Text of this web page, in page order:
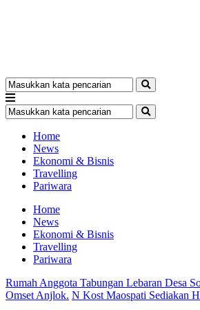
Home
News
Ekonomi & Bisnis
Travelling
Pariwara
Home
News
Ekonomi & Bisnis
Travelling
Pariwara
Rumah Anggota Tabungan Lebaran Desa
Omset Anjlok. N Kost Maospati Sediakan